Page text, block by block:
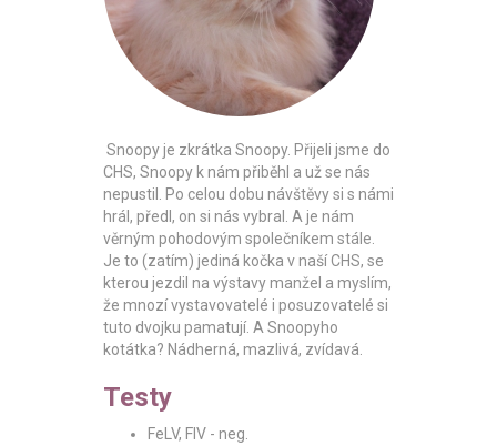
Snoopy je zkrátka Snoopy. Přijeli jsme do
CHS, Snoopy k nám přiběhl a už se nás
nepustil. Po celou dobu návštěvy si s námi
hrál, předl, on si nás vybral. A je nám
věrným pohodovým společníkem stále.
Je to (zatím) jediná kočka v naší CHS, se
kterou jezdil na výstavy manžel a myslím,
že mnozí vystavovatelé i posuzovatelé si
tuto dvojku pamatují. A Snoopyho
kotátka? Nádherná, mazlivá, zvídavá.
Testy
FeLV, FIV - neg.